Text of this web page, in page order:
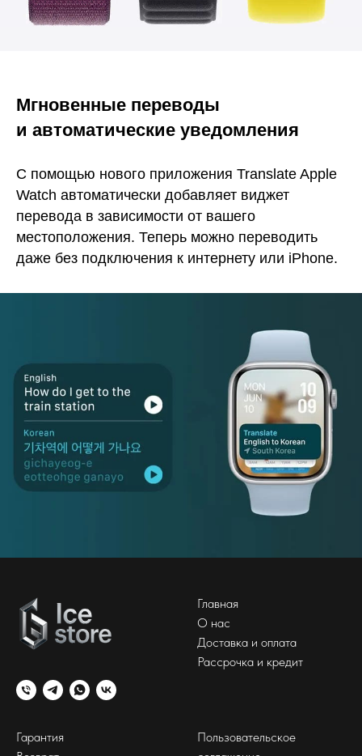
Мгновенные переводы
и автоматические уведомления
С помощью нового приложения Translate Apple
Watch автоматически добавляет виджет
перевода в зависимости от вашего
местоположения. Теперь можно переводить
даже без подключения к интернету или iPhone.
Главная
О нас
Доставка и оплата
Рассрочка и кредит
Гарантия
Пользовательское